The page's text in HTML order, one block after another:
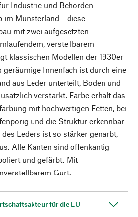
Industrie und Behörden
im Münsterland – diese
mit zwei aufgesetzten
verstellbarem
klassischen Modellen der 1930er
geräumige Innenfach ist durch eine
aus Leder unterteilt, Boden und
verstärkt. Farbe erhält das
mit hochwertigen Fetten, bei
und die Struktur erkennbar
Leders ist so stärker genarbt,
Alle Kanten sind offenkantig
und gefärbt. Mit
Gurt.
für die EU